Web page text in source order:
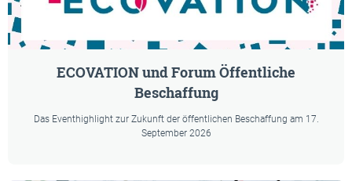
ECOVATION und Forum Öffentliche
Beschaffung
Das Eventhighlight zur Zukunft der öffentlichen Beschaffung am 17.
September 2026